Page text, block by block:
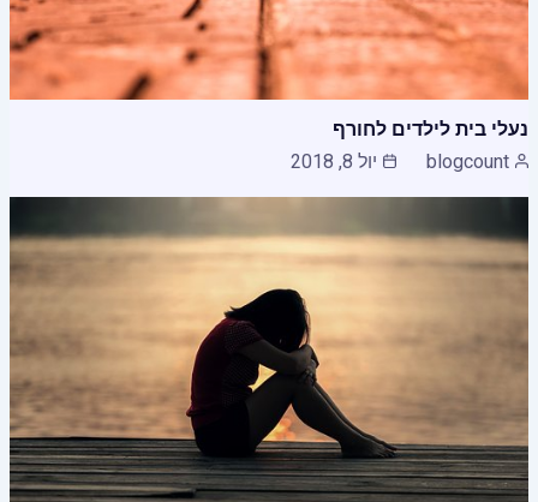
נעלי בית לילדים לחורף
blogcount
יול 8, 2018